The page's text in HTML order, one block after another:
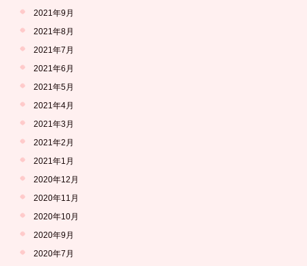
2021年9月
2021年8月
2021年7月
2021年6月
2021年5月
2021年4月
2021年3月
2021年2月
2021年1月
2020年12月
2020年11月
2020年10月
2020年9月
2020年7月